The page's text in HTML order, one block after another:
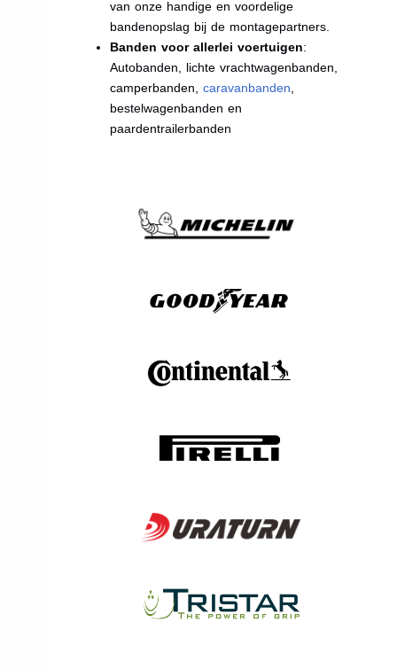
van onze handige en voordelige
bandenopslag bij de montagepartners.
Banden voor allerlei voertuigen:
Autobanden, lichte vrachtwagenbanden,
camperbanden, caravanbanden,
bestelwagenbanden en
paardentrailerbanden